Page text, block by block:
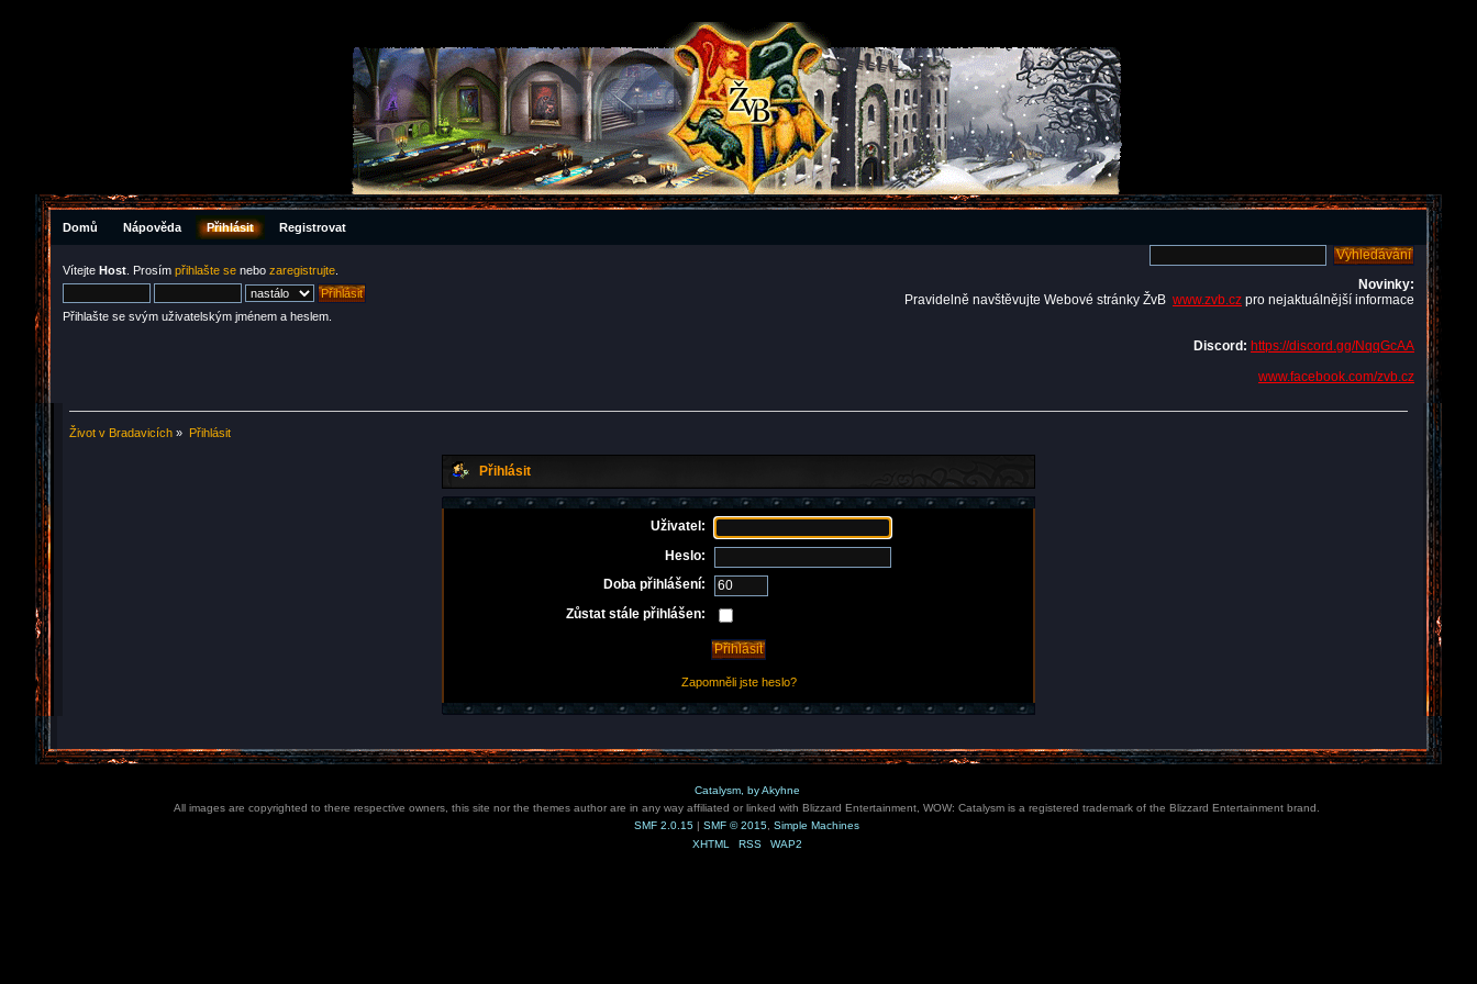
Domů Nápověda Přihlásit Registrovat
Vítejte Host . Prosím přihlašte se nebo zaregistrujte
Přihlašte se svým uživatelským jménem a heslem.
Novinky:
Pravidelně navštěvujte Webové stránky ŽvB www.zvb.cz pro nejaktuálnější informace
Discord: https://discord.gg/NqqGcAA
www.facebook.com/zvb.cz
Život v Bradavicích » Přihlásit
Přihlásit
Uživatel:
Heslo:
Doba přihlášení:
Zůstat stále přihlášen:
Zapomněli jste heslo?
Catalysm, by Akyhne
All images are copyrighted to there respective owners, this site nor the themes author are in any way affiliated or linked with Blizzard Entertainment, WOW: Catalysm is a registered trademark of the Blizzard Entertainment brand.
SMF 2.0.15 | SMF © 2015, Simple Machines
XHTML
RSS WAP2